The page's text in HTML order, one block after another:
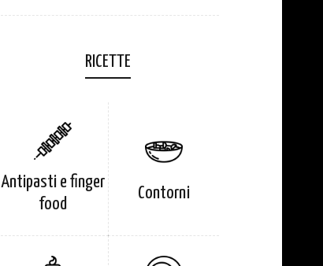
RICETTE
Antipasti e finger
food
Contorni